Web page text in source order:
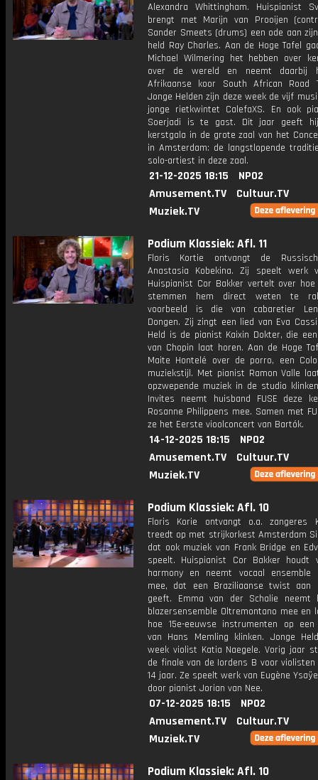
Alexandra Whittingham. Huispianist
brengt met Marijn van Prooijen
Sander Smeets (drums) een ode aan
held Ray Charles. Aan de Hoge Tafel
Michael Wilmering het hebben over
over de wereld en neemt daarbij
Afrikaanse koor South African Road
Jonge Helden zijn deze week de vijf
jonge rietkwintet CalefaXS. En ook
Soerjadi is te gast. Dit jaar geeft
kerstgala in de grote zaal van het
in Amsterdam: de langstlopende
solo-artiest in deze zaal.
21-12-2025 18:15
NPO2
Amusement.TV
Cultuur.TV
Muziek.TV
Podium Klassiek: Afl. 11
Floris Kortie ontvangt de
Anastasia Kobekina. Zij speelt werk
Huispianist Cor Bakker vertelt over
stemmen hem direct weten te
voorbeeld is die van cabaretier
Dongen. Zij zingt een lied van Eva
Held is de pianist Kaixin Dokter, die
van Chopin laat horen. Aan de Hoge
Maite Hontelé over de porro, een
muziekstijl. Met pianist Ramon Valle
opzwepende muziek in de studio
Invites neemt huisband FUSE deze
Rosanne Philippens mee. Samen met
ze het Eerste vioolconcert van Bartók.
14-12-2025 18:15
NPO2
Amusement.TV
Cultuur.TV
Muziek.TV
Podium Klassiek: Afl. 10
Floris Korie ontvangt o.a. zangeres
treedt op met strijkorkest Amsterdam
dat ook muziek van Frank Bridge en
speelt. Huispianist Cor Bakker houdt
harmony en neemt vocaal ensemble
mee, dat een Braziliaanse twist aan
geeft. Emma van der Schalie neemt
blazersensemble Oltremontano mee en
hoe 15e-eeuwse instrumenten op
van Hans Memling klinken. Jonge
week violist Katia Naegele. Vorig jaar
de finale van de Iordens B voor violisten
14 jaar. Ze speelt werk van Eugène
door pianist Jorian van Nee.
07-12-2025 18:15
NPO2
Amusement.TV
Cultuur.TV
Muziek.TV
Podium Klassiek: Afl. 10